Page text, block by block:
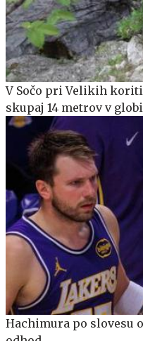
V Sočo pri Velikih
skupaj 14 metrov v
Hachimura po slovesu